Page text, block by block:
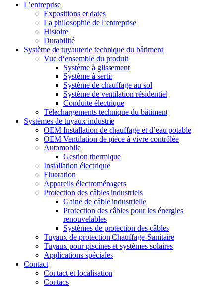
L’entreprise
Expositions et dates
La philosophie de l‘entreprise
Histoire
Durabilité
Système de tuyauterie technique du bâtiment
Vue d‘ensemble du produit
Système à glissement
Système à sertir
Système de chauffage au sol
Système de ventilation résidentiel
Conduite électrique
Téléchargements technique du bâtiment
Systèmes de tuyaux industrie
OEM Installation de chauffage et d’eau potable
OEM Ventilation de pièce à vivre contrôlée
Automobile
Gestion thermique
Installation électrique
Fluoration
Appareils électroménagers
Protection des câbles industriels
Gaine de câble industrielle
Protection des câbles pour les énergies
renouvelables
Systèmes de protection des câbles
Tuyaux de protection Chauffage-Sanitaire
Tuyaux pour piscines et systèmes solaires
Applications spéciales
Contact
Contact et localisation
Contacs